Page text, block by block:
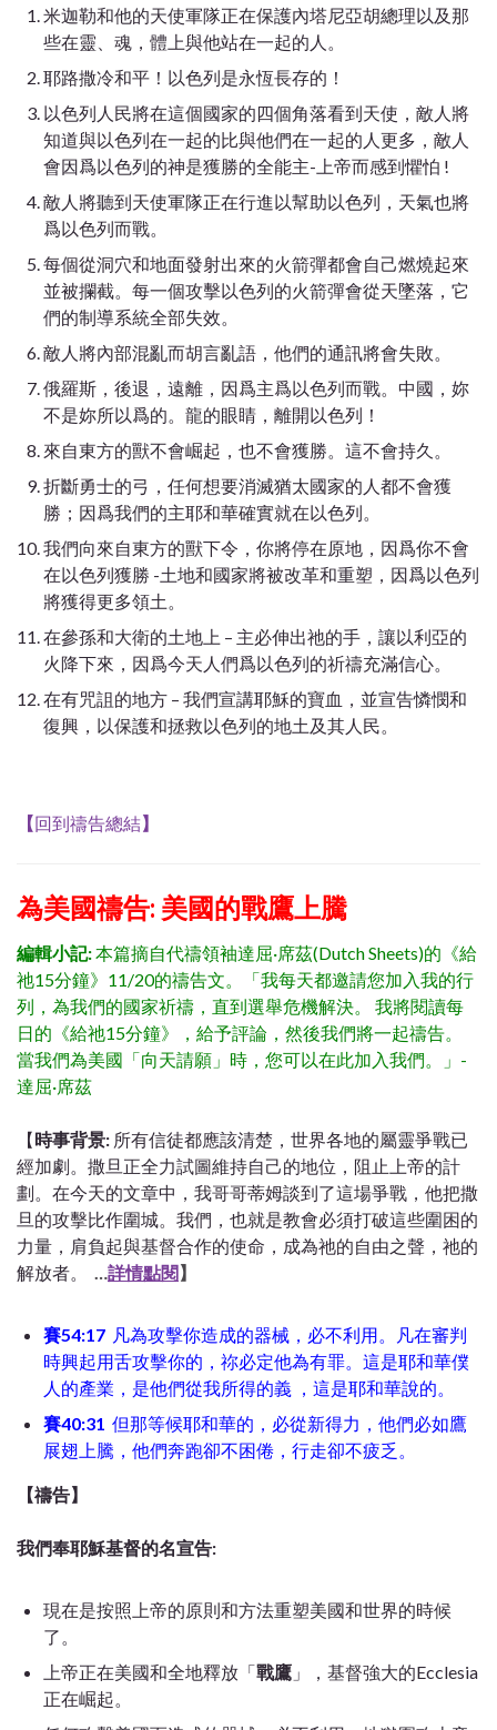
米迦勒和他的天使軍隊正在保護內塔尼亞胡總理以及那
些在靈、魂，體上與他站在一起的人。
耶路撒冷和平！以色列是永恆長存的！
以色列人民將在這個國家的四個角落看到天使，敵人將
知道與以色列在一起的比與他們在一起的人更多，敵人
會因爲以色列的神是獲勝的全能主-上帝而感到懼怕 !
敵人將聽到天使軍隊正在行進以幫助以色列，天氣也將
爲以色列而戰。
每個從洞穴和地面發射出來的火箭彈都會自己燃燒起來
並被攔截。每一個攻擊以色列的火箭彈會從天墜落，它
們的制導系統全部失效。
敵人將內部混亂而胡言亂語，他們的通訊將會失敗。
俄羅斯，後退，遠離，因爲主爲以色列而戰。中國，妳
不是妳所以爲的。龍的眼睛，離開以色列！
來自東方的獸不會崛起，也不會獲勝。這不會持久。
折斷勇士的弓，任何想要消滅猶太國家的人都不會獲
勝；因爲我們的主耶和華確實就在以色列。
我們向來自東方的獸下令，你將停在原地，因爲你不會
在以色列獲勝 -土地和國家將被改革和重塑，因爲以色列
將獲得更多領土。
在參孫和大衛的土地上 – 主必伸出祂的手，讓以利亞的
火降下來，因爲今天人們爲以色列的祈禱充滿信心。
在有咒詛的地方 – 我們宣講耶穌的寶血，並宣告憐憫和
復興，以保護和拯救以色列的地土及其人民。
【回到禱告總結】
為美國禱告: 美國的戰鷹上騰
編輯小記:本篇摘自代禱領袖達屈·席茲(Dutch Sheets)的《給
祂15分鐘》11/20的禱告文。
「我每天都邀請您加入我的行
列，為我們的國家祈禱，直到選舉危機解決。 我將閱讀每
日的《給祂15分鐘》，給予評論，然後我們將一起禱告。
當我們為美國「向天請願」時，您可以在此加入我們。」-
達屈·席茲
【時事背景: 所有信徒都應該清楚，世界各地的屬靈爭戰已
經加劇。撒旦正全力試圖維持自己的地位，阻止上帝的計
劃。在今天的文章中，我哥哥蒂姆談到了這場爭戰，他把撒
旦的攻擊比作圍城。我們，也就是教會必須打破這些圍困的
力量，肩負起與基督合作的使命，成為祂的自由之聲，祂的
解放者。
詳情點閱】
賽54:17 凡為攻擊你造成的器械，必不利用。凡在審判
時興起用舌攻擊你的，祢必定他為有罪。這是耶和華僕
人的產業，是他們從我所得的義 ，這是耶和華說的。
賽40:31 但那等候耶和華的，必從新得力，他們必如鷹
展翅上騰，他們奔跑卻不困倦，行走卻不疲乏。
【禱告】
我們奉耶穌基督的名宣告:
現在是按照上帝的原則和方法重塑美國和世界的時候
了。
上帝正在美國和全地釋放「戰鷹 」， 基督強大的Ecclesia
正在崛起。